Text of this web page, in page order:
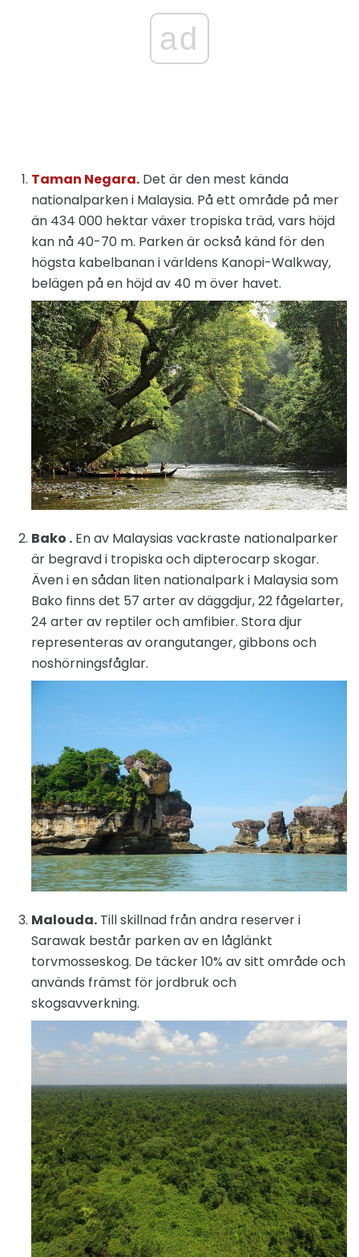
ad
Taman Negara. Det är den mest kända
nationalparken i Malaysia. På ett område på mer
än 434 000 hektar växer tropiska träd, vars höjd
kan nå 40-70 m. Parken är också känd för den
högsta kabelbanan i världens Kanopi-Walkway,
belägen på en höjd av 40 m över havet.
Bako . En av Malaysias vackraste nationalparker
är begravd i tropiska och dipterocarp skogar.
Även i en sådan liten nationalpark i Malaysia som
Bako finns det 57 arter av däggdjur, 22 fågelarter,
24 arter av reptiler och amfibier. Stora djur
representeras av orangutanger, gibbons och
noshörningsfåglar.
Malouda. Till skillnad från andra reserver i
Sarawak består parken av en låglänkt
torvmosseskog. De täcker 10% av sitt område och
används främst för jordbruk och
skogsavverkning.